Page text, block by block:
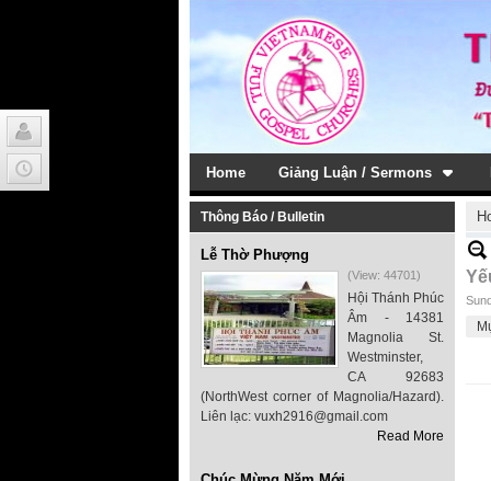
Home Giảng Luận / Sermons
Thông Báo / Bulletin
Lễ Thờ Phượng
(View: 44701)
Hội Thánh Phúc
Âm - 14381
Magnolia St.
Westminster,
CA 92683
(NorthWest corner of Magnolia/Hazard).
Liên lạc: vuxh2916@gmail.com
Read More